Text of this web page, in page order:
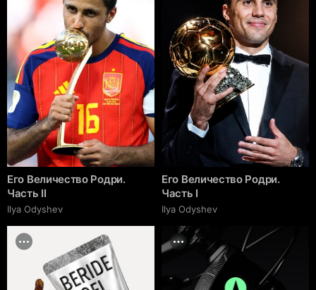
Его Величество Родри.
Часть II
Ilya Odyshev
Его Величество Родри.
Часть I
Ilya Odyshev